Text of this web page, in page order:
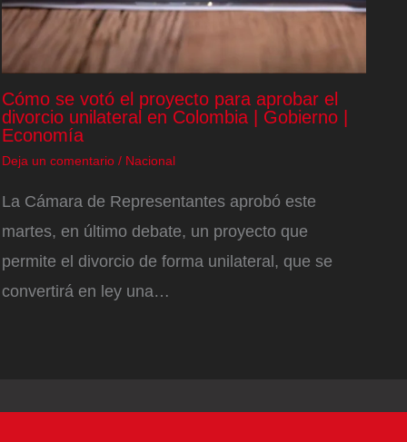
Cómo se votó el proyecto para aprobar el
divorcio unilateral en Colombia | Gobierno |
Economía
Deja un comentario / Nacional
La Cámara de Representantes aprobó este
martes, en último debate, un proyecto que
permite el divorcio de forma unilateral, que se
convertirá en ley una…